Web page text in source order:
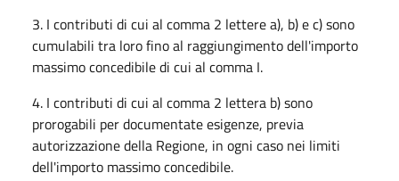
3. I contributi di cui al comma 2 lettere a), b) e c) sono
cumulabili tra loro fino al raggiungimento dell'importo
massimo concedibile di cui al comma I.
4. I contributi di cui al comma 2 lettera b) sono
prorogabili per documentate esigenze, previa
autorizzazione della Regione, in ogni caso nei limiti
dell'importo massimo concedibile.